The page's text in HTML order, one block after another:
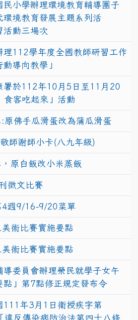
民小學辦理環境教育輔導團子
環境教育發展主題系列活
活動三場次
理112學年度全國教師研習工作
導向教學」
署於112年10月5日至11月20
客吃起來」活動
佛手瓜滑蛋改為蒲瓜滑蛋
師謝師小卡(八九年級)
原白飯改小米蒸飯
徵文比賽
4週9/16-9/20菜單
術比賽實施要點
術比賽實施要點
導委員會辦理榮民就學子女午
點」第7點修正規定發布令
111年3月1日衛授疾字第
反傳染病防治法第四十八條